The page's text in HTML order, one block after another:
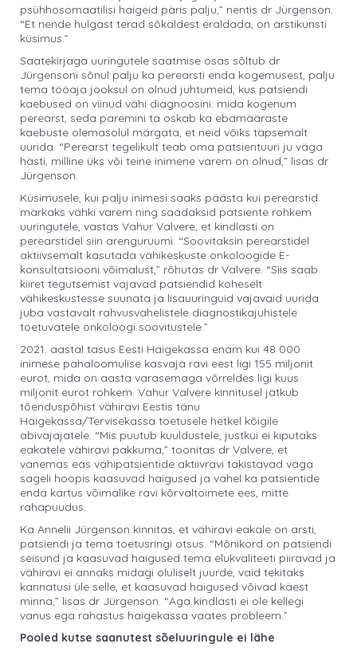
psühhosomaatilisi haigeid päris palju,” nentis dr Jürgenson.
“Et nende hulgast terad sõkaldest eraldada, on arstikunsti
küsimus.”
Saatekirjaga uuringutele saatmise osas sõltub dr
Jürgensoni sõnul palju ka perearsti enda kogemusest, palju
tema tööaja jooksul on olnud juhtumeid, kus patsiendi
kaebused on viinud vähi diagnoosini: mida kogenum
perearst, seda paremini ta oskab ka ebamääraste
kaebuste olemasolul märgata, et neid võiks täpsemalt
uurida. “Perearst tegelikult teab oma patsientuuri ju väga
hästi, milline üks või teine inimene varem on olnud,” lisas dr
Jürgenson.
Küsimusele, kui palju inimesi saaks päästa kui perearstid
märkaks vähki varem ning saadaksid patsiente rohkem
uuringutele, vastas Vahur Valvere, et kindlasti on
perearstidel siin arenguruumi. “Soovitaksin perearstidel
aktiivsemalt kasutada vähikeskuste onkoloogide E-
konsultatsiooni võimalust,” rõhutas dr Valvere. “Siis saab
kiiret tegutsemist vajavad patsiendid koheselt
vähikeskustesse suunata ja lisauuringuid vajavaid uurida
juba vastavalt rahvusvahelistele diagnostikajuhistele
toetuvatele onkoloogi soovitustele.”
2021. aastal tasus Eesti Haigekassa enam kui 48 000
inimese pahaloomulise kasvaja ravi eest ligi 155 miljonit
eurot, mida on aasta varasemaga võrreldes ligi kuus
miljonit eurot rohkem. Vahur Valvere kinnitusel jätkub
tõenduspõhist vähiravi Eestis tänu
Haigekassa/Tervisekassa toetusele hetkel kõigile
abivajajatele. “Mis puutub kuuldustele, justkui ei kiputaks
eakatele vähiravi pakkuma,” toonitas dr Valvere, et
vanemas eas vähipatsientide aktiivravi takistavad väga
sageli hoopis kaasuvad haigused ja vahel ka patsientide
enda kartus võimalike ravi kõrvaltoimete ees, mitte
rahapuudus.
Ka Annelii Jürgenson kinnitas, et vähiravi eakale on arsti,
patsiendi ja tema toetusringi otsus. “Mõnikord on patsiendi
seisund ja kaasuvad haigused tema elukvaliteeti piiravad ja
vähiravi ei annaks midagi oluliselt juurde, vaid tekitaks
kannatusi üle selle, et kaasuvad haigused võivad käest
minna,” lisas dr Jürgenson. “Aga kindlasti ei ole kellegi
vanus ega rahastus haigekassa vaates probleem.”
Pooled kutse saanutest sõeluuringule ei lähe